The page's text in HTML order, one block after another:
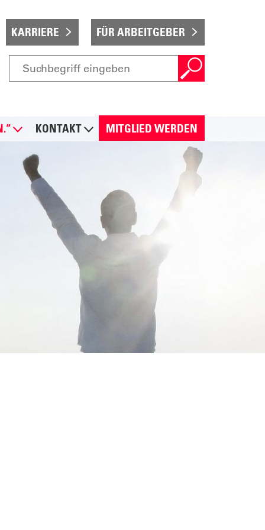
KARRIERE FÜR ARBEITGEBER
KONTAKT MITGLIED WERDEN